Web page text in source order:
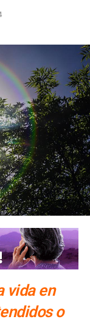
vida en
o